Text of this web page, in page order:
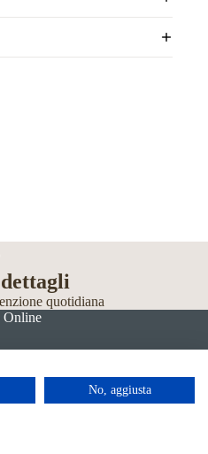
quotidiana
Online
No, aggiusta